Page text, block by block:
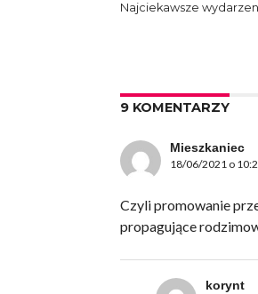
Najciekawsze
9 KOMENTARZY
Mieszkaniec
18/06/2021 o
Czyli promowanie
propagujące
korynt